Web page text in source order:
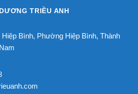
TRIỀU ANH
Bình, Phường Hiệp Bình, Thành